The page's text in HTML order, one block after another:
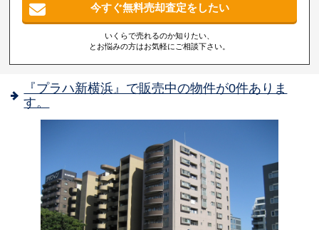
今すぐ無料売却査定をしたい
いくらで売れるのか知りたい、
とお悩みの方はお気軽にご相談下さい。
『プラハ新横浜』で販売中の物件が0件ありま
す。